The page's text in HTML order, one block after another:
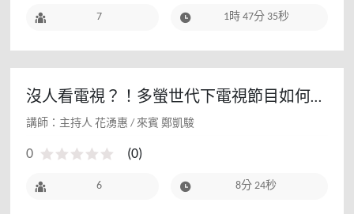
7 1時 47分 35秒
沒人看電視？！多螢世代下電視節目如何生
存
講師：主持人 花湧惠 / 來賓 鄭凱駿
0 (0)
6 8分 24秒